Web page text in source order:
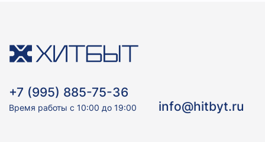
+7 (995) 885-75-36
Время работы с 10:00 до 19:00 info@hitbyt.ru